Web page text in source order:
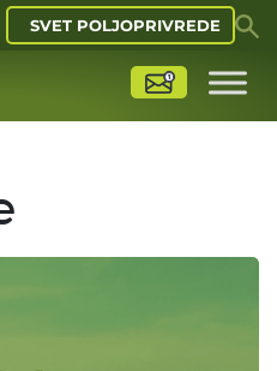
SVET POLJOPRIVREDE